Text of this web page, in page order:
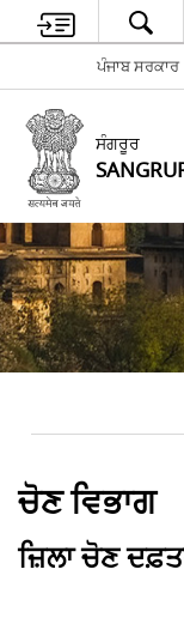
ਪੰਜਾਬ ਸਰਕਾਰ
ਸੰਗਰੂਰ
ਚੋਣ ਵਿਭਾਗ
ਜ਼ਿਲਾ ਚੋਣ